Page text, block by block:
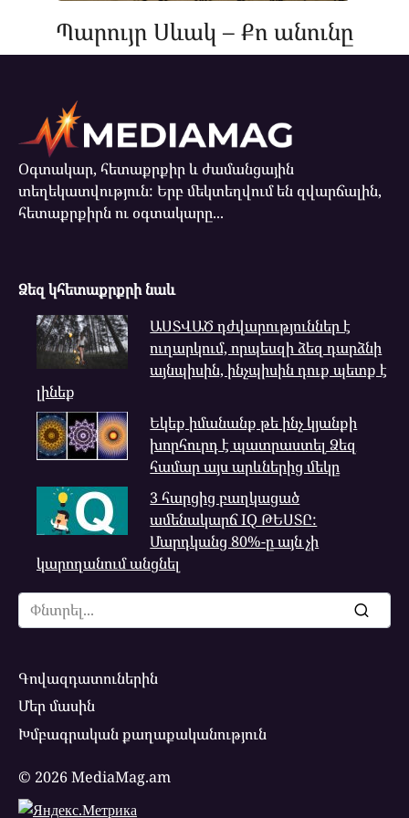
Պարույր Սևակ – Քո անունը
Օգտակար, հետաքրքիր և ժամանցային
տեղեկատվություն: Երբ մեկտեղվում են զվարճալին,
հետաքրքիրն ու օգտակարը...
Ձեզ կհետաքրքրի նաև
ԱՍՏՎԱԾ դժվարություններ է
ուղարկում, որպեսզի ձեզ դարձնի
այնպիսին, ինչպիսին դուք պետք է
լինեք
Եկեք իմանանք թե ինչ կյանքի
խորհուրդ է պատրաստել Ձեզ
համար այս արևներից մեկը
3 հարցից բաղկացած
ամենակարճ IQ ԹԵՍՏԸ:
Մարդկանց 80%-ը այն չի
կարողանում անցնել
Search
for:
Գովազդատուներին
Մեր մասին
Խմբագրական քաղաքականություն
© 2026 MediaMag.am